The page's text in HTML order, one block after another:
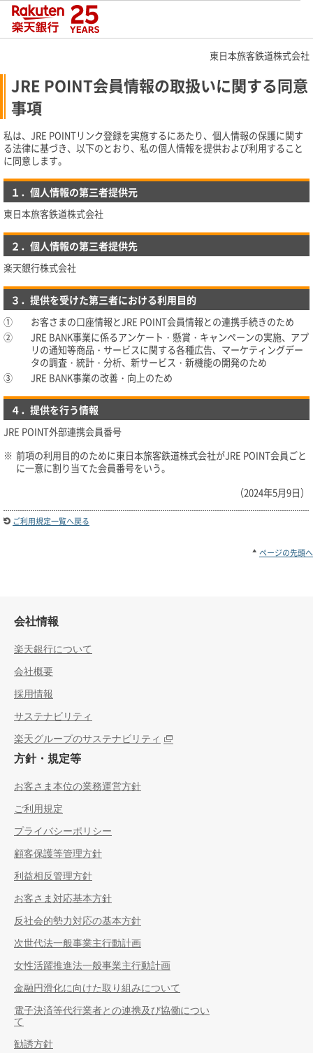
東日本旅客鉄道株式会社
JRE POINT会員情報の取扱いに関する同意
事項
私は、JRE POINTリンク登録を実施するにあたり、個人情報の保護に関す
る法律に基づき、以下のとおり、私の個人情報を提供および利用すること
に同意します。
１．個人情報の第三者提供元
東日本旅客鉄道株式会社
２．個人情報の第三者提供先
楽天銀行株式会社
３．提供を受けた第三者における利用目的
①
お客さまの口座情報とJRE POINT会員情報との連携手続きのため
②
JRE BANK事業に係るアンケート・懸賞・キャンペーンの実施、アプ
リの通知等商品・サービスに関する各種広告、マーケティングデー
タの調査・統計・分析、新サービス・新機能の開発のため
③
JRE BANK事業の改善・向上のため
４．提供を行う情報
JRE POINT外部連携会員番号
※ 前項の利用目的のために東日本旅客鉄道株式会社がJRE POINT会員ごと
に一意に割り当てた会員番号をいう。
（2024年5月9日）
ご利用規定一覧へ戻る
ページの先頭へ
会社情報
楽天銀行について
会社概要
採用情報
サステナビリティ
楽天グループのサステナビリティ
方針・規定等
お客さま本位の業務運営方針
ご利用規定
プライバシーポリシー
顧客保護等管理方針
利益相反管理方針
お客さま対応基本方針
反社会的勢力対応の基本方針
次世代法一般事業主行動計画
女性活躍推進法一般事業主行動計画
金融円滑化に向けた取り組みについて
電子決済等代行業者との連携及び協働につい
て
勧誘方針